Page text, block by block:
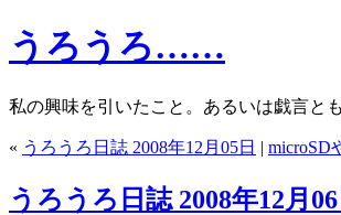
うろうろ……
私の興味を引いたこと。あるいは戯言とも
« うろうろ日誌 2008年12月05日 | microSD
うろうろ日誌 2008年12月06